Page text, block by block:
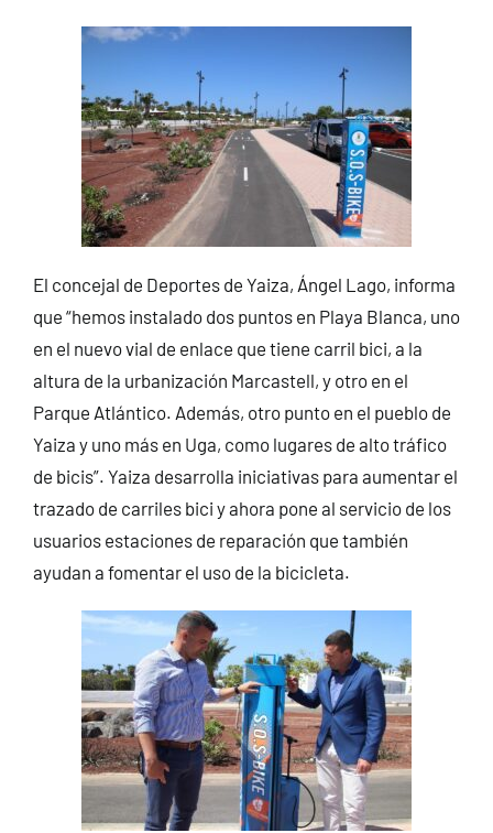
El concejal de Deportes de Yaiza, Ángel Lago, informa
que “hemos instalado dos puntos en Playa Blanca, uno
en el nuevo vial de enlace que tiene carril bici, a la
altura de la urbanización Marcastell, y otro en el
Parque Atlántico. Además, otro punto en el pueblo de
Yaiza y uno más en Uga, como lugares de alto tráfico
de bicis”. Yaiza desarrolla iniciativas para aumentar el
trazado de carriles bici y ahora pone al servicio de los
usuarios estaciones de reparación que también
ayudan a fomentar el uso de la bicicleta.